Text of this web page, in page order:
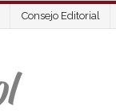
Consejo Editorial